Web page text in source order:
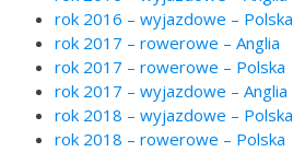
rok 2016 – wyjazdowe – Polska
rok 2017 – rowerowe – Anglia
rok 2017 – rowerowe – Polska
rok 2017 – wyjazdowe – Anglia
rok 2018 – wyjazdowe – Polska
rok 2018 – rowerowe – Polska